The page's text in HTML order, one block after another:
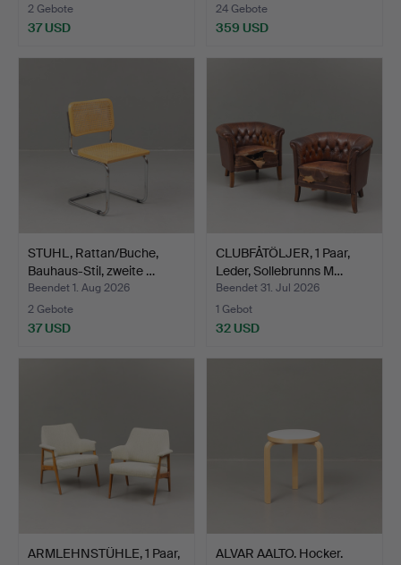
2 Gebote
37 USD
24 Gebote
359 USD
STUHL, Rattan/Buche,
Bauhaus-Stil, zweite …
Beendet 1. Aug 2026
2 Gebote
37 USD
CLUBFÅTÖLJER, 1 Paar,
Leder, Sollebrunns M…
Beendet 31. Jul 2026
1 Gebot
32 USD
ARMLEHNSTÜHLE, 1 Paar,
ALVAR AALTO. Hocker.